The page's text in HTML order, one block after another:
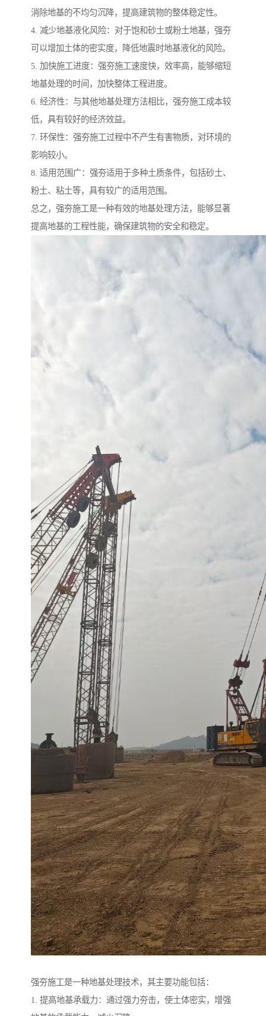
消除地基的不均匀沉降，提高建筑物的整体稳定性。
4. 减少地基液化风险：对于饱和砂土或粉土地基，强夯
可以增加土体的密实度，降低地震时地基液化的风险。
5. 加快施工进度：强夯施工速度快，效率高，能够缩短
地基处理的时间，加快整体工程进度。
6. 经济性：与其他地基处理方法相比，强夯施工成本较
低，具有较好的经济效益。
7. 环保性：强夯施工过程中不产生有害物质，对环境的
影响较小。
8. 适用范围广：强夯适用于多种土质条件，包括砂土、
粉土、粘土等，具有较广的适用范围。
总之，强夯施工是一种有效的地基处理方法，能够显著
提高地基的工程性能，确保建筑物的安全和稳定。
强夯施工是一种地基处理技术，其主要功能包括：
1. 提高地基承载力：通过强力夯击，使土体密实，增强